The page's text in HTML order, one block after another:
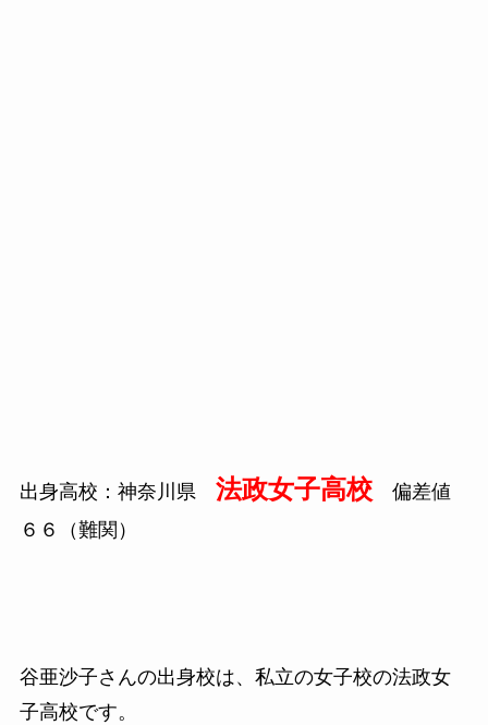
出身高校：神奈川県 法政女子高校偏差値
６６（難関）
谷亜沙子さんの出身校は、私立の女子校の法政女
子高校です。